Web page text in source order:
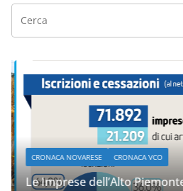
CRONACA NOVARESE CRONACA VCO
Le Imprese dell’Alto